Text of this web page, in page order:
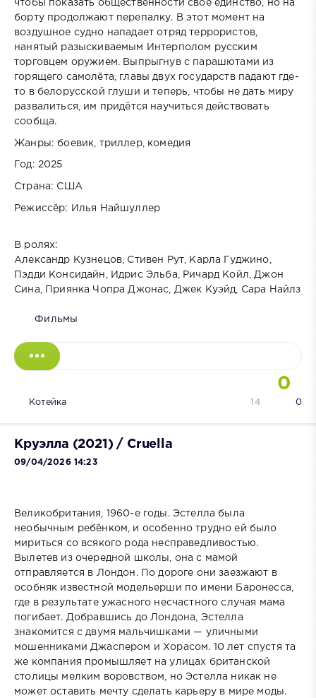
чтобы показать общественности своё единство, но на
борту продолжают перепалку. В этот момент на
воздушное судно нападает отряд террористов,
нанятый разыскиваемым Интерполом русским
торговцем оружием. Выпрыгнув с парашютами из
горящего самолёта, главы двух государств падают где-
то в белорусской глуши и теперь, чтобы не дать миру
развалиться, им придётся научиться действовать
сообща.
Жанры: боевик, триллер, комедия
Год: 2025
Страна: США
Режиссёр: Илья Найшуллер
В ролях:
Александр Кузнецов, Стивен Рут, Карла Гуджино,
Пэдди Консидайн, Идрис Эльба, Ричард Койл, Джон
Сина, Приянка Чопра Джонас, Джек Куэйд, Сара Найлз
Фильмы
0
Котейка 0
14
Круэлла (2021) / Cruella
09/04/2026 14:23
Великобритания, 1960-е годы. Эстелла была
необычным ребёнком, и особенно трудно ей было
мириться со всякого рода несправедливостью.
Вылетев из очередной школы, она с мамой
отправляется в Лондон. По дороге они заезжают в
особняк известной модельерши по имени Баронесса,
где в результате ужасного несчастного случая мама
погибает. Добравшись до Лондона, Эстелла
знакомится с двумя мальчишками — уличными
мошенниками Джаспером и Хорасом. 10 лет спустя та
же компания промышляет на улицах британской
столицы мелким воровством, но Эстелла никак не
может оставить мечту сделать карьеру в мире моды.